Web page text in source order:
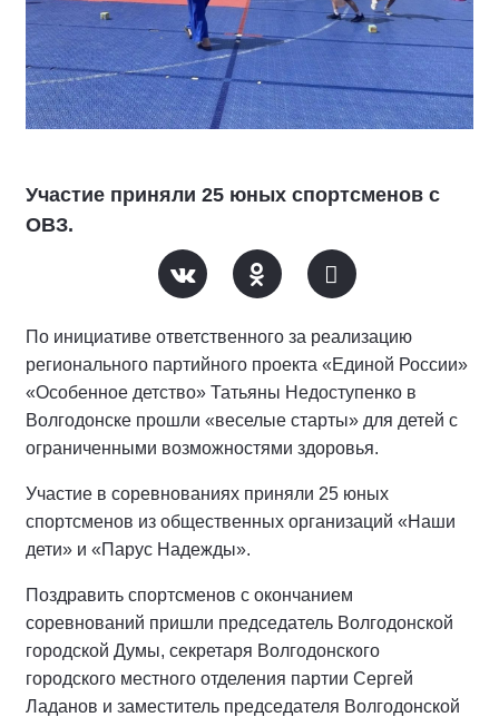
Участие приняли 25 юных спортсменов с
ОВЗ.
По инициативе ответственного за реализацию
регионального партийного проекта «Единой России»
«Особенное детство» Татьяны Недоступенко в
Волгодонске прошли «веселые старты» для детей с
ограниченными возможностями здоровья.
Участие в соревнованиях приняли 25 юных
спортсменов из общественных организаций «Наши
дети» и «Парус Надежды».
Поздравить спортсменов с окончанием
соревнований пришли председатель Волгодонской
городской Думы, секретаря Волгодонского
городского местного отделения партии Сергей
Ладанов и заместитель председателя Волгодонской